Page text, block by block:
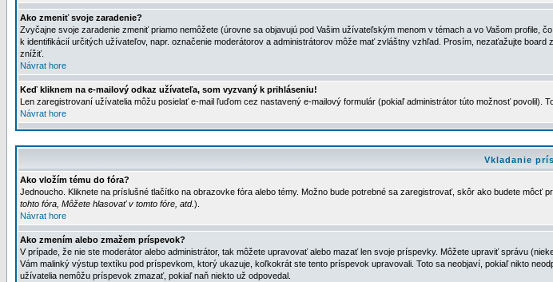
Ako zmeniť svoje zaradenie?
Zvyčajne svoje zaradenie zmeniť priamo nemôžete (úrovne sa objavujú pod Vašim užívateľským menom v témach a vo Vašom
k identifikácií určitých užívateľov, napr. označenie moderátorov a administrátorov môže mať zvláštny vzhľad. Prosím, nezaťažujte
znížiť.
Návrat hore
Keď kliknem na e-mailový odkaz užívateľa, som vyzvaný k prihláseniu!
Len zaregistrovaní užívatelia môžu posielať e-mail ľuďom cez nastavený e-mailový formulár (pokiaľ administrátor túto možnosť
Návrat hore
Vkladanie
Ako vložím tému do fóra?
Jednoucho. Kliknete na príslušné tlačítko na obrazovke fóra alebo témy. Možno bude potrebné sa zaregistrovať, skôr ako budete môcť
tohto fóra, Môžete hlasovať v tomto fóre, atd.).
Návrat hore
Ako zmením alebo zmažem príspevok?
V prípade, že nie ste moderátor alebo administrátor, tak môžete upravovať alebo mazať len svoje príspevky. Môžete upraviť správu
Vám malinký výstup textíku pod príspevkom, ktorý ukazuje, koľkokrát ste tento príspevok upravovali. Toto sa neobjaví, pokiaľ nikto
užívatelia nemôžu príspevok zmazať, pokiaľ naň niekto už odpovedal.